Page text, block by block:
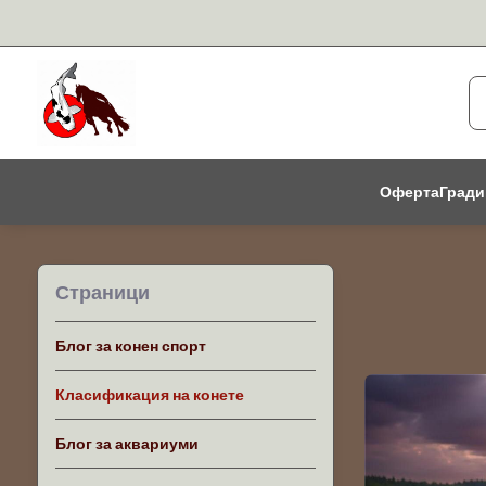
Оферта
Страници
Блог за конен спорт
Класификация на конете
Блог за аквариуми